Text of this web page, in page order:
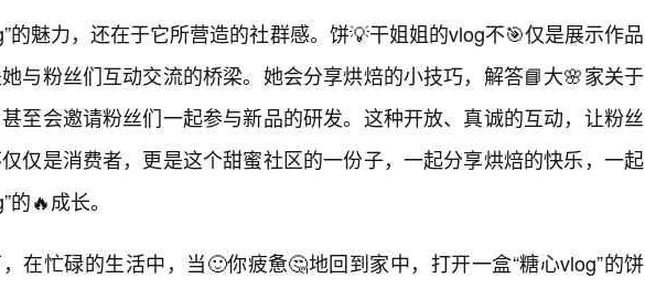
的魅力，还在于它所营造的社群感。饼💡干姐姐的vlog不🎯仅是展示作品
与粉丝们互动交流的桥梁。她会分享烘焙的小技巧，解答📘大🌸家关于
至会邀请粉丝们一起参与新品的研发。这种开放、真诚的互动，让粉丝
仅是消费者，更是这个甜蜜社区的一份子，一起分享烘焙的快乐，一起
的🔥成长。
在忙碌的生活中，当🙂你疲惫🤔地回到家中，打开一盒“糖心vlog”的饼